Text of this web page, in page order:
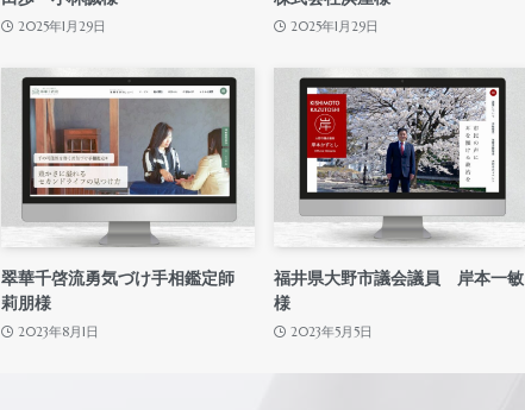
2025年1月29日 2025年1月29日
翠華千啓流勇気づけ手相鑑定師
莉朋様
2023年8月1日
福井県大野市議会議員 岸本一敏
様
2023年5月5日